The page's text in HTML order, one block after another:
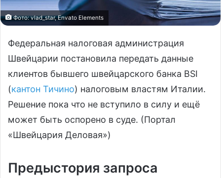
Фото: vlad_star, Envato Elements
Федеральная налоговая администрация
Швейцарии постановила передать данные
клиентов бывшего швейцарского банка BSI
(кантон Тичино) налоговым властям Италии.
Решение пока что не вступило в силу и ещё
может быть оспорено в суде. (Портал
«Швейцария Деловая»)
Предыстория запроса